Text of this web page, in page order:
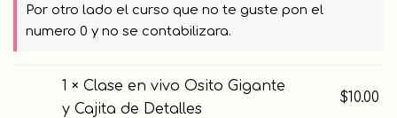
Por otro lado el curso que no te guste pon el
numero 0 y no se contabilizara.
1 × Clase en vivo Osito Gigante
y Cajita de Detalles
$10.00